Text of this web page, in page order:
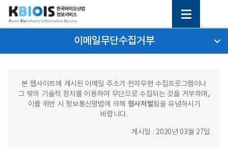
이메일무단수집거부
본 웹사이트에 게시된 이메일 주소가 전자우편 수집프로그램이나
그 밖의 기술적 장치를 이용하여 무단으로 수집되는 것을 거부하며,
이를 위반 시 정보통신망법에 의해 형사처벌됨을 유념하시기
바랍니다.
게시일 : 2020년 03월 27일